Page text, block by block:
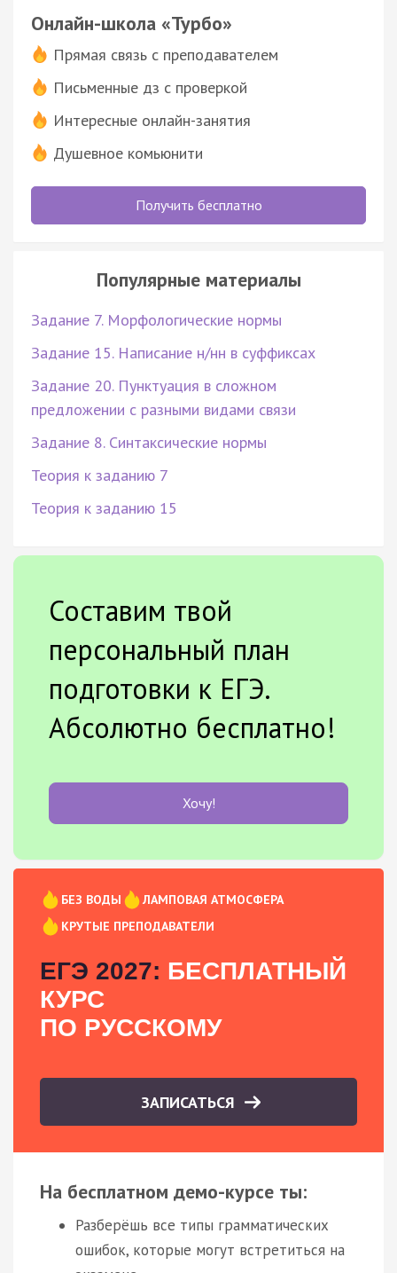
Онлайн-школа «Турбо»
Прямая связь с преподавателем
Письменные дз с проверкой
Интересные онлайн-занятия
Душевное комьюнити
Получить бесплатно
Популярные материалы
Задание 7. Морфологические нормы
Задание 15. Написание н/нн в суффиксах
Задание 20. Пунктуация в сложном
предложении с разными видами связи
Задание 8. Синтаксические нормы
Теория к заданию 7
Теория к заданию 15
Составим твой
персональный план
подготовки к ЕГЭ.
Абсолютно бесплатно!
Хочу!
БЕЗ ВОДЫ
ЛАМПОВАЯ АТМОСФЕРА
КРУТЫЕ ПРЕПОДАВАТЕЛИ
ЕГЭ 2027: БЕСПЛАТНЫЙ
КУРС
ПО РУССКОМУ
ЗАПИСАТЬСЯ
На бесплатном демо-курсе ты:
Разберёшь все типы грамматических
ошибок, которые могут встретиться на